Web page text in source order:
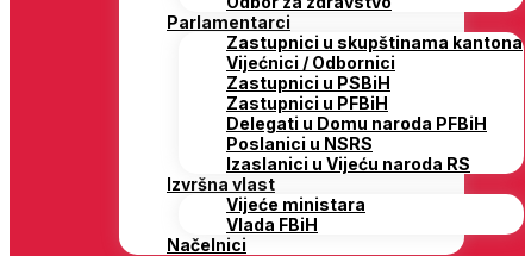
Parlamentarci
Zastupnici u skupštinama kantona
Vijećnici / Odbornici
Zastupnici u PSBiH
Zastupnici u PFBiH
Delegati u Domu naroda PFBiH
Poslanici u NSRS
Izaslanici u Vijeću naroda RS
Izvršna vlast
Vijeće ministara
Vlada FBiH
Načelnici